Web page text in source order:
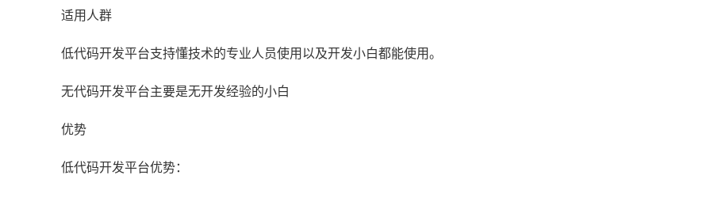
适用人群
低代码开发平台支持懂技术的专业人员使用以及开发小白都能使用。
无代码开发平台主要是无开发经验的小白
优势
低代码开发平台优势：